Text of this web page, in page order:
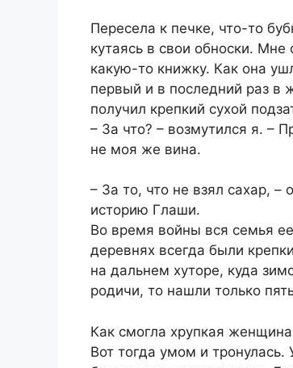
Пересела к печке, что-то
кутаясь в свои обноски. Мне
какую-то книжку. Как она
первый и в последний раз в
получил крепкий сухой
– За что? – возмутился я. –
не моя же вина.
– За то, что не взял сахар,
историю Глаши.
Во время войны вся семья
деревнях всегда были
на дальнем хуторе, куда
родичи, то нашли только
Как смогла хрупкая
Вот тогда умом и